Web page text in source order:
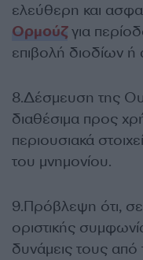
ελεύθερη και
Ορμούζγια
επιβολή διοδίων
8.Δέσμευση της
διαθέσιμα προς
περιουσιακά
του μνημονίου.
9.Πρόβλεψη ότι,
οριστικής
δυνάμεις τους από